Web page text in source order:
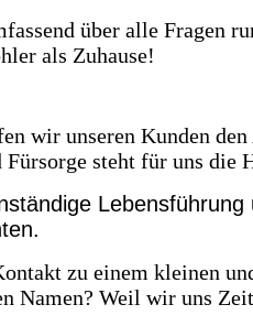
über alle Fragen
als Zuhause!
wir unseren Kunden
Fürsorge steht für uns die
zu einem kleinen
Namen? Weil wir uns